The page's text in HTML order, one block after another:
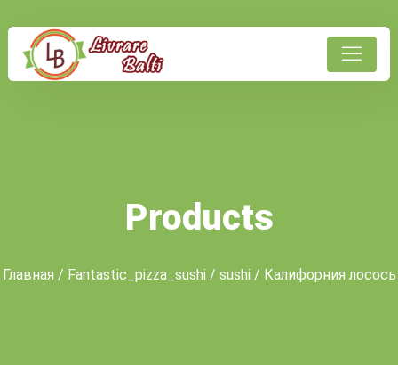
Products
Главная / Fantastic_pizza_sushi / sushi / Калифорния лосось